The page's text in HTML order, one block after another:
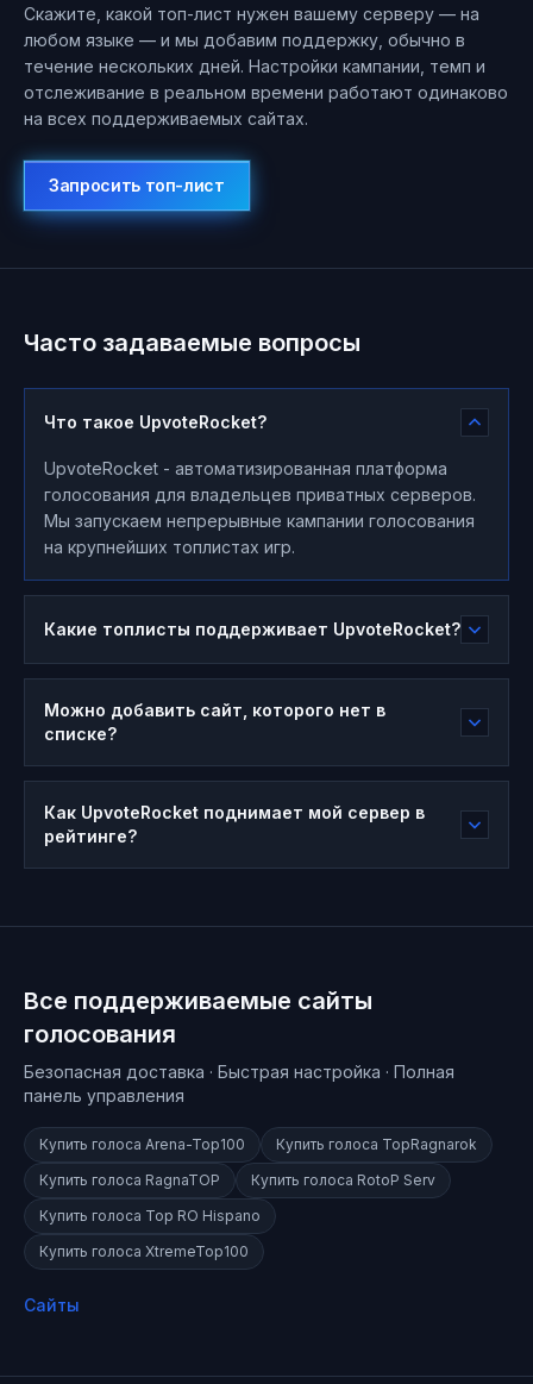
Скажите, какой топ-лист нужен вашему серверу — на
любом языке — и мы добавим поддержку, обычно в
течение нескольких дней. Настройки кампании, темп и
отслеживание в реальном времени работают одинаково
на всех поддерживаемых сайтах.
Запросить топ-лист
Часто задаваемые вопросы
Что такое UpvoteRocket?
UpvoteRocket - автоматизированная платформа
голосования для владельцев приватных серверов.
Мы запускаем непрерывные кампании голосования
на крупнейших топлистах игр.
Какие топлисты поддерживает UpvoteRocket?
Можно добавить сайт, которого нет в
списке?
Как UpvoteRocket поднимает мой сервер в
рейтинге?
Все поддерживаемые сайты
голосования
Безопасная доставка · Быстрая настройка · Полная
панель управления
Купить голоса Arena-Top100 Купить голоса TopRagnarok
Купить голоса RagnaTOP Купить голоса RotoP Serv
Купить голоса Top RO Hispano
Купить голоса XtremeTop100
Сайты